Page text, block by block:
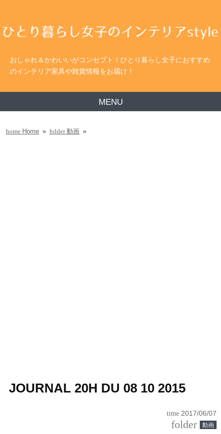
おしゃれ＆かわいいがコンセプト！ひとり暮らし女子におすすめ
のインテリア家具や雑貨情報をお届け！
MENU
home Home » folder動画 »
JOURNAL 20H DU 08 10 2015
time 2017/06/07
folder 動画